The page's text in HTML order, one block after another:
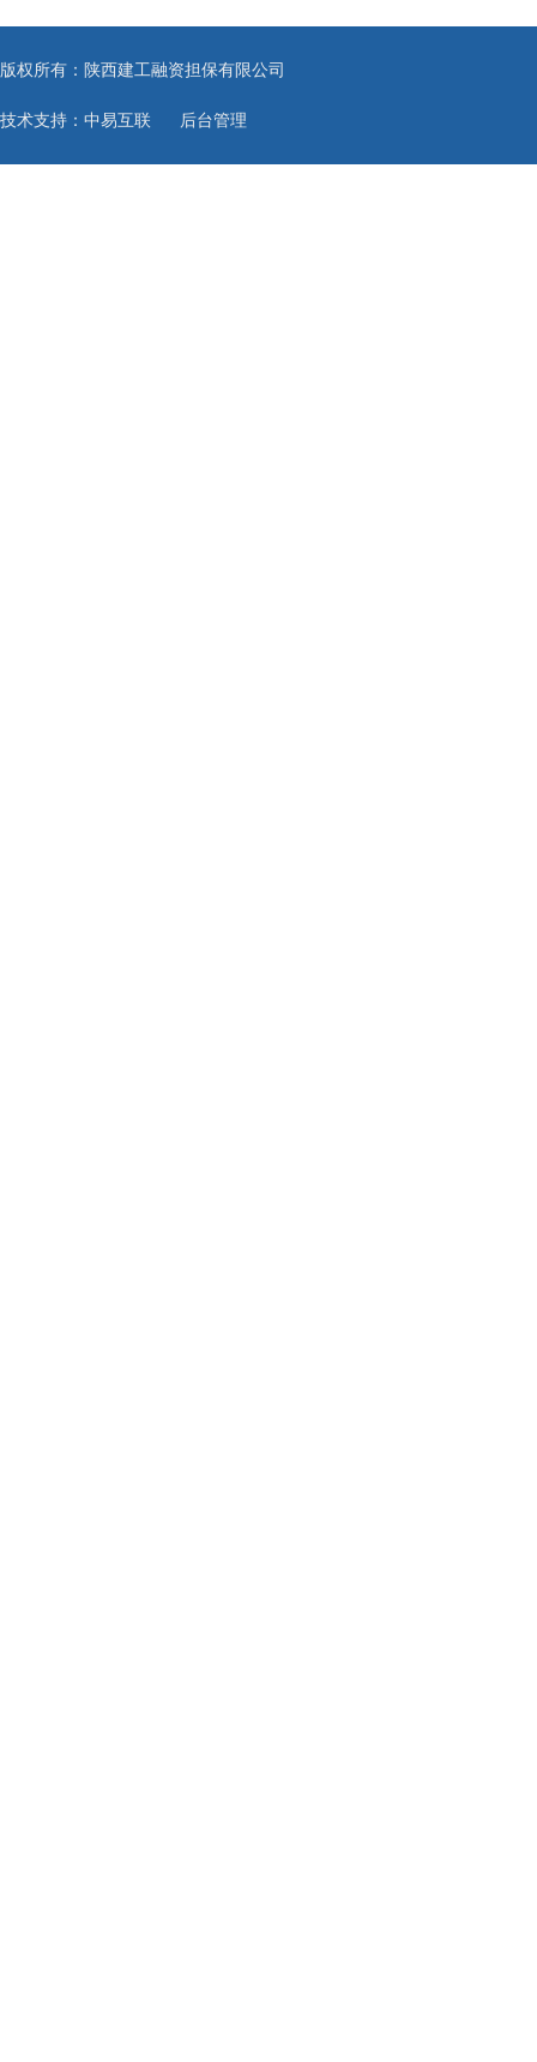
版权所有：陕西建工融资担保有限公司
技术支持：中易互联 后台管理